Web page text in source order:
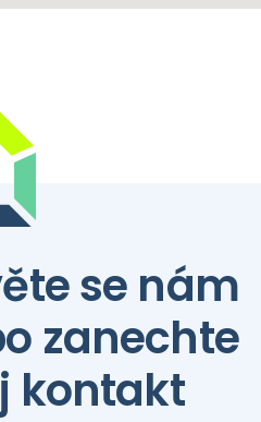
se nám
zanechte
kontakt